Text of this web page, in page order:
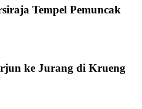
Tempel Pemuncak
ke Jurang di Krueng